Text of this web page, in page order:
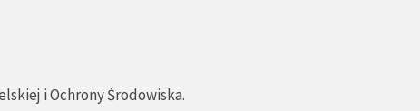
i Ochrony Środowiska.